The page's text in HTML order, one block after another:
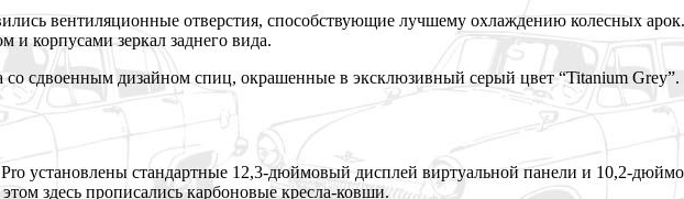
вентиляционные отверстия, способствующие лучшему охлаждению колесных
и корпусами зеркал заднего вида.
со сдвоенным дизайном спиц, окрашенные в эксклюзивный серый цвет “Titanium
установлены стандартные 12,3-дюймовый дисплей виртуальной панели и 10,2-
здесь прописались карбоновые кресла-ковши.